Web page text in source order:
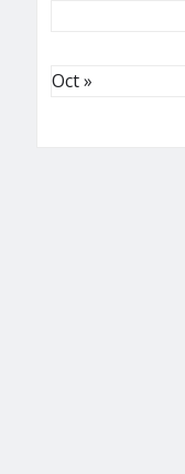
Oct »